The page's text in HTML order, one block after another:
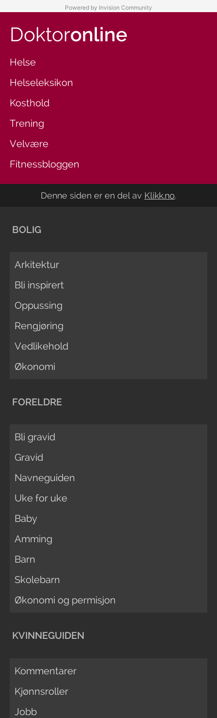
Powered by Invision Community
Doktoronline
Helse
Helseleksikon
Kosthold
Trening
Velvære
Fitnessbloggen
Denne siden er en del av Klikk.no.
BOLIG
Arkitektur
Bli inspirert
Oppussing
Rengjøring
Vedlikehold
Økonomi
FORELDRE
Bli gravid
Gravid
Navneguiden
Uke for uke
Baby
Amming
Barn
Skolebarn
Økonomi og permisjon
KVINNEGUIDEN
Kommentarer
Kjønnsroller
Jobb